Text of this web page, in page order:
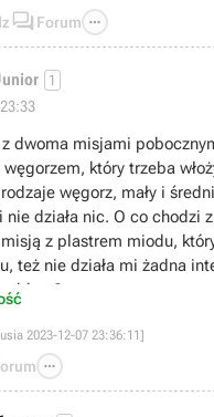
 Forum 
1
dwoma misjami
węgorz, mały i
działa nic. O co chodzi
z plastrem miodu, który
też nie działa mi żadna
2023-12-07 23:36:11]
